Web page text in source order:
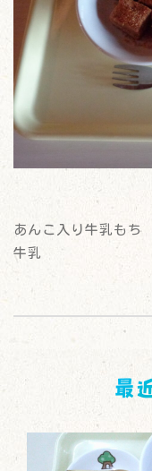
あんこ入り牛乳もち
牛乳
最